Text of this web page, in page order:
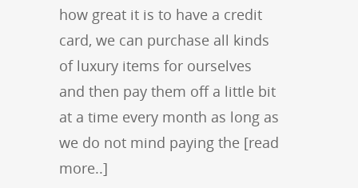
how great it is to have a credit
card, we can purchase all kinds
of luxury items for ourselves
and then pay them off a little bit
at a time every month as long as
we do not mind paying the [read
more..]